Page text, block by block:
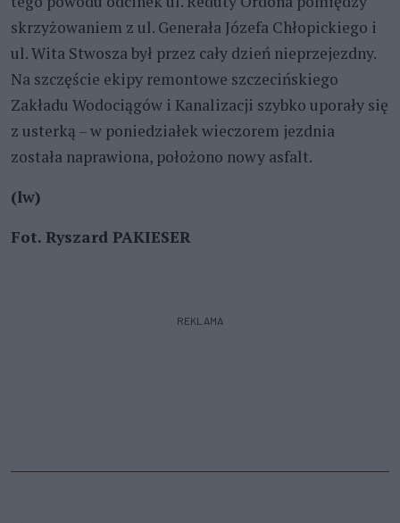
skrzyżowaniem z ul. Generała Józefa Chłopickiego i
ul. Wita Stwosza był przez cały dzień nieprzejezdny.
Na szczęście ekipy remontowe szczecińskiego
Zakładu Wodociągów i Kanalizacji szybko uporały się
z usterką – w poniedziałek wieczorem jezdnia
została naprawiona, położono nowy asfalt.
(lw)
Fot. Ryszard PAKIESER
REKLAMA